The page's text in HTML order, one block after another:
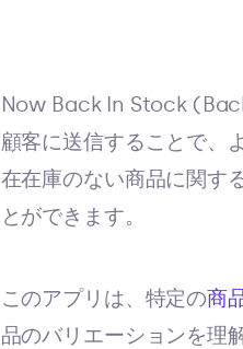
Now Back In Stock
顧客に送信することで、
在在庫のない商品に関す
とができます。
このアプリは、特定の商
品のバリエーションを理